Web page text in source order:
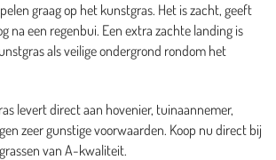
graag op het kunstgras. Het is zacht, geeft
na een regenbui. Een extra zachte landing is
als veilige ondergrond rondom het
levert direct aan hovenier, tuinaannemer,
zeer gunstige voorwaarden. Koop nu direct bij
van A-kwaliteit.